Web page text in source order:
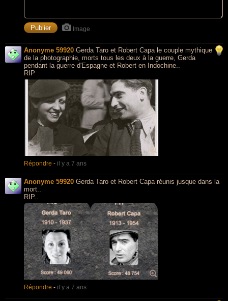
Image
Anonyme 59920 Gerda Taro et Robert Capa le couple mythique
de la photographie, morts tous les deux à la guerre, Gerda
pendant la guerre d'Espagne et Robert en Indochine..
RIP
Répondre - il y a 7 ans
Anonyme 59920 Gerda Taro et Robert Capa réunis jusque dans la
mort..
RIP..
Répondre - il y a 7 ans